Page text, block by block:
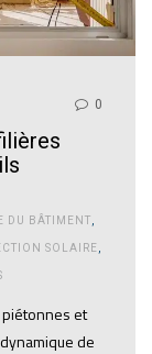
0
DU BÂTIMENT
SOLAIRE
et
de